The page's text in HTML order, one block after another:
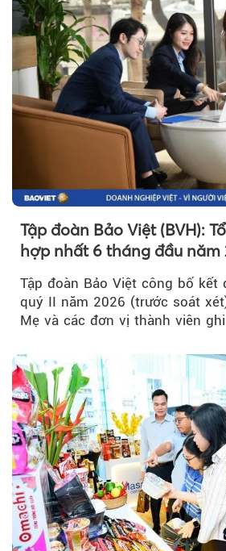
Tập đoàn Bảo Việt (BVH):
hợp nhất 6 tháng đầu năm
32.000 tỷ đồng, tăng trưởng
Tập đoàn Bảo Việt công bố kết
quý II năm 2026 (trước soát
Mẹ và các đơn vị thành viên